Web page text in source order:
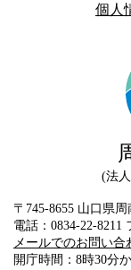
個人
法
〒745-8655 山口県
電話：0834-22-8211
メールでのお問い合
開庁時間：8時30分